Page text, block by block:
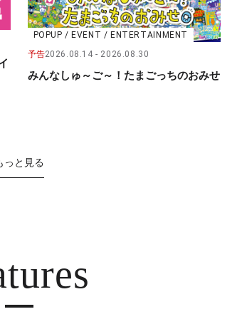
POPUP / EVENT / ENTERTAINMENT
予告2026.08.14 2026.08.30
みんなしゅ～ご～！たまごっちのおみせ
っと見る